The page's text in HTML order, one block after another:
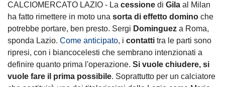
CALCIOMERCATO LAZIO - La cessione di Gila al Milan
ha fatto rimettere in moto una sorta di effetto domino che
potrebbe portare, ben presto. Sergi Dominguez a Roma,
sponda Lazio. Come anticipato, i contatti tra le parti sono
ripresi, con i biancocelesti che sembrano intenzionati a
definire quanto prima l'operazione. Si vuole chiudere, si
vuole fare il prima possibile. Soprattutto per un calciatore